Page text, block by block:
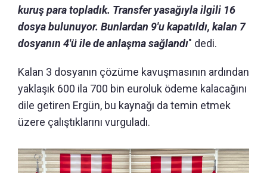
kuruş para topladık. Transfer yasağıyla ilgili 16
dosya bulunuyor. Bunlardan 9'u kapatıldı, kalan 7
dosyanın 4'ü ile de anlaşma sağlandı" dedi.
Kalan 3 dosyanın çözüme kavuşmasının ardından
yaklaşık 600 ila 700 bin euroluk ödeme kalacağını
dile getiren Ergün, bu kaynağı da temin etmek
üzere çalıştıklarını vurguladı.